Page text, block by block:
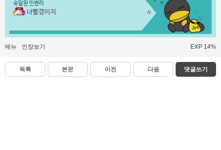
숙달된 인벤러
너빨갱이지
메뉴 인장보기 EXP 14%
목록 본문 이전 다음 댓글쓰기